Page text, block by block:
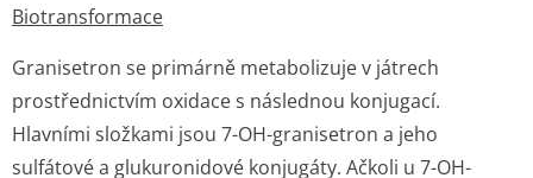
Biotransformace
Granisetron se primárně metabolizuje v játrech
prostřednictvím oxidace s následnou konjugací.
Hlavními složkami jsou 7-OH-granisetron a jeho
sulfátové a glukuronidové konjugáty. Ačkoli u 7-OH-